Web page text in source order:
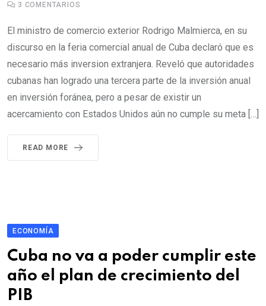
3 COMENTARIOS
El ministro de comercio exterior Rodrigo Malmierca, en su
discurso en la feria comercial anual de Cuba declaró que es
necesario más inversion extranjera. Reveló que autoridades
cubanas han logrado una tercera parte de la inversión anual
en inversión foránea, pero a pesar de existir un
acercamiento con Estados Unidos aún no cumple su meta […]
READ MORE
ECONOMÍA
Cuba no va a poder cumplir este
año el plan de crecimiento del
PIB